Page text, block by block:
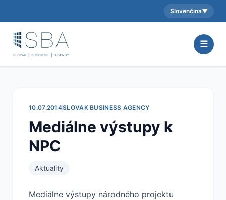
Aktuálny jazyk:
Slovenčina▼
☰
10.07.2014SLOVAK BUSINESS AGENCY
Mediálne výstupy k
NPC
Aktuality
Mediálne výstupy národného projektu